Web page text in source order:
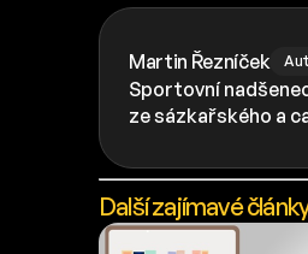
Martin Řezníček
Sportovní
ze sázkařského a
Další zajímavé